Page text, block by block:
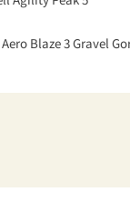
Blaze 3 Gravel